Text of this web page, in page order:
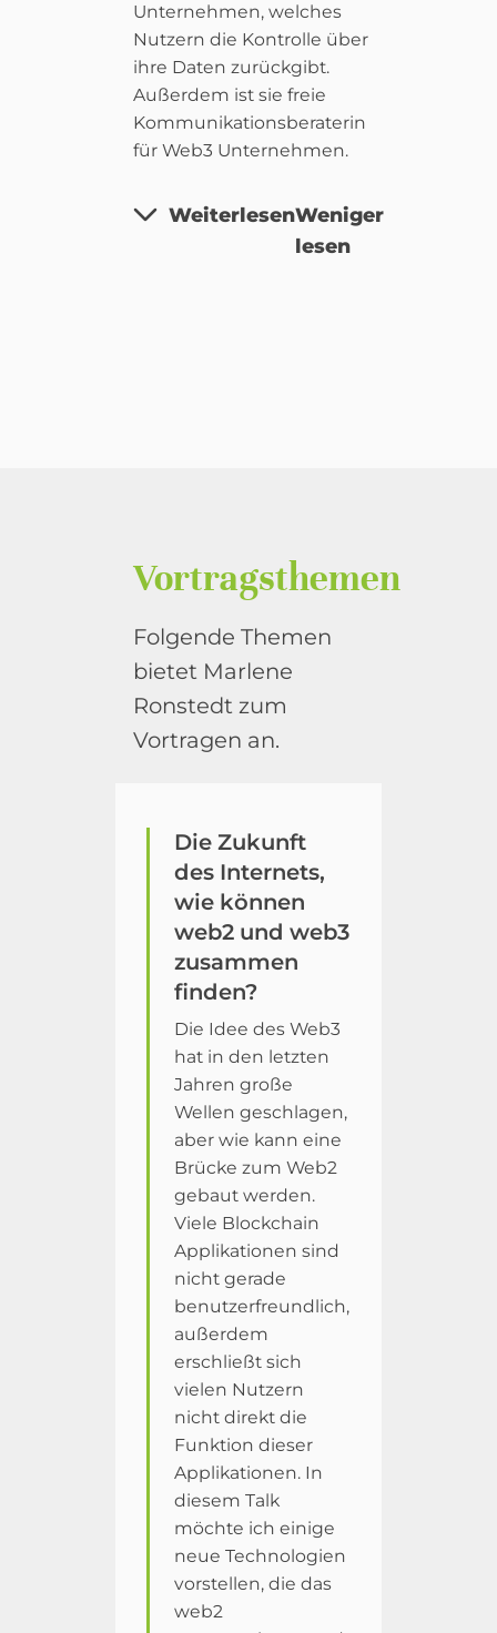
Unternehmen, welches
Nutzern die Kontrolle über
ihre Daten zurückgibt.
Außerdem ist sie freie
Kommunikationsberaterin
für Web3 Unternehmen.
WeiterlesenWeniger
lesen
Vortragsthemen
Folgende Themen
bietet Marlene
Ronstedt zum
Vortragen an.
Die Zukunft
des Internets,
wie können
web2 und web3
zusammen
finden?
Die Idee des Web3
hat in den letzten
Jahren große
Wellen geschlagen,
aber wie kann eine
Brücke zum Web2
gebaut werden.
Viele Blockchain
Applikationen sind
nicht gerade
benutzerfreundlich,
außerdem
erschließt sich
vielen Nutzern
nicht direkt die
Funktion dieser
Applikationen. In
diesem Talk
möchte ich einige
neue Technologien
vorstellen, die das
web2